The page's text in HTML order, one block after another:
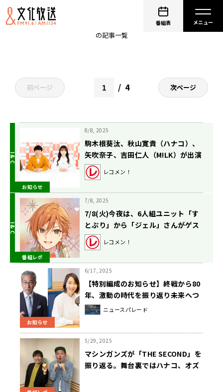
番組表
の記事一覧
前ページ 4 次ページ
お知らせ
8/8, 2025
駒木根葵汰、秋山寛貴（ハナコ）、
矢吹奈子、吉田仁人（M!LK）が出演
するラジオドラマの放送が決定！
『文化放送 終戦80年スペシャル レ
「ソラノイノチ」』8月15日（金）
放送
レコメン！
番組レポ
7/8, 2025
7/8(火)今夜は、6人組ユニット「す
とぷり」から「ジェル」さんがゲス
トで登場！【ハナコ秋山寛貴のレコ
メン！】
レコメン！
お知らせ
6/17, 2025
【特別編成のお知らせ】終戦から80
年、激動の時代を振り返り未来へつ
なぐ ～8月15日は特別番組を続々放
送
ニュースパレード
5/29, 2025
マシンガンズが「THE SECOND」を
振り返る。舞台裏ではハナコ、オズ